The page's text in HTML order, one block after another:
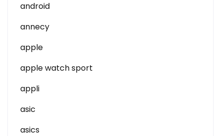
android
annecy
apple
apple watch sport
appli
asic
asics